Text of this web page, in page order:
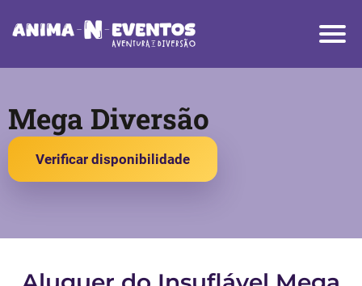
Mega Diversão
Verificar disponibilidade